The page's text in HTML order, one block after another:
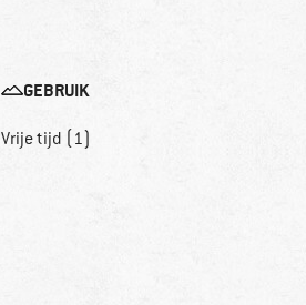
GEBRUIK
Vrije tijd (1)